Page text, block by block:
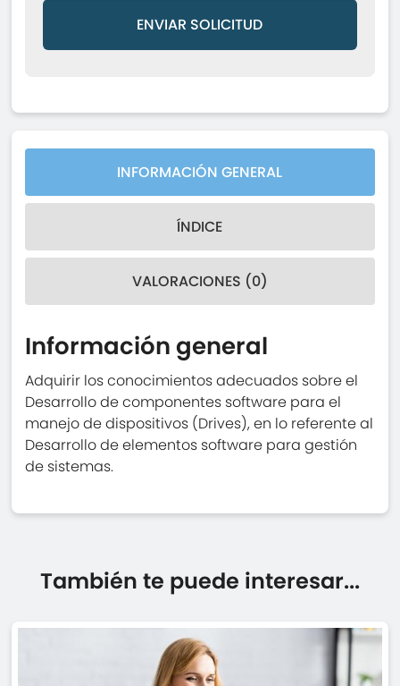
ENVIAR SOLICITUD
INFORMACIÓN GENERAL
ÍNDICE
VALORACIONES (0)
Información general
Adquirir los conocimientos adecuados sobre el
Desarrollo de componentes software para el
manejo de dispositivos (Drives), en lo referente al
Desarrollo de elementos software para gestión
de sistemas.
También te puede interesar...